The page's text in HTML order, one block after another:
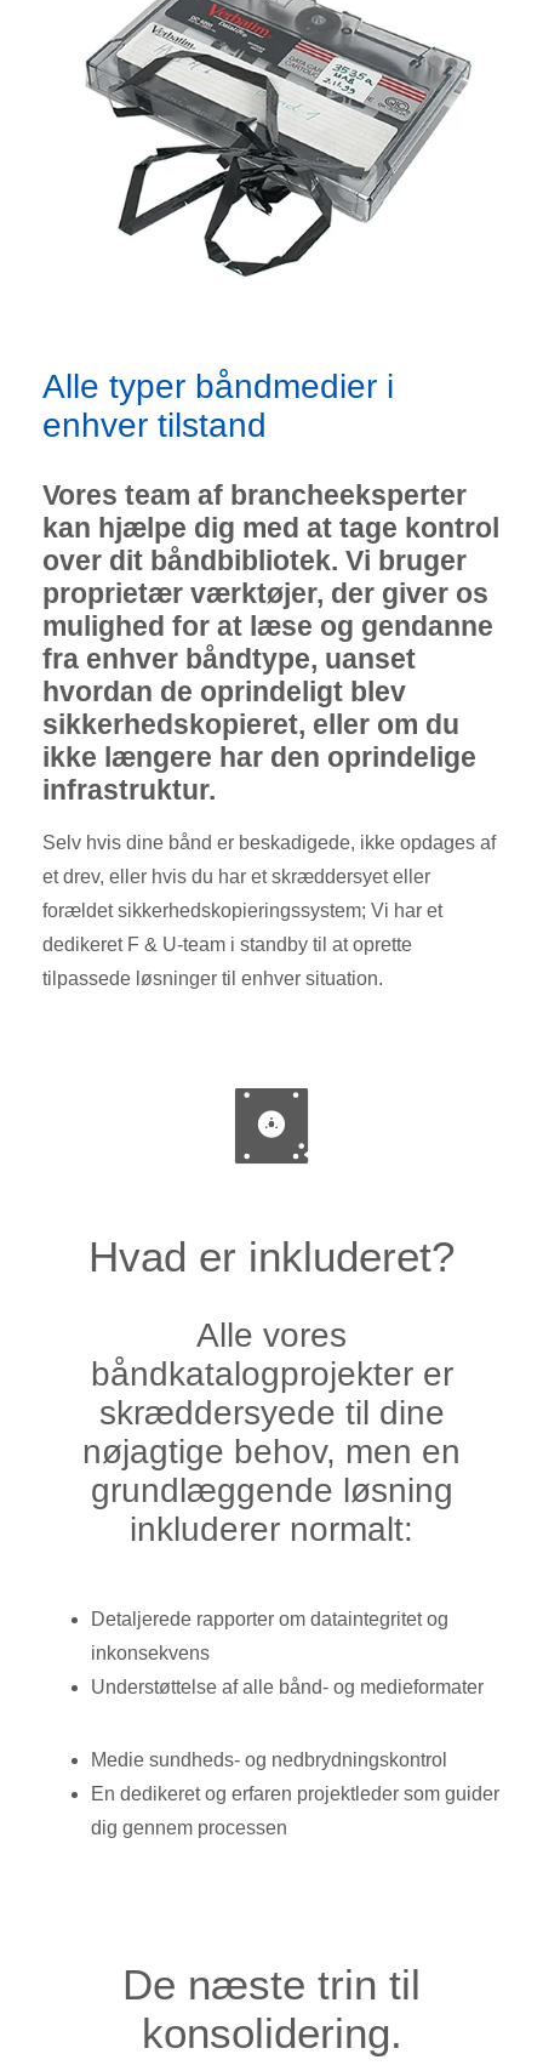
Alle typer båndmedier i
enhver tilstand
Vores team af brancheeksperter
kan hjælpe dig med at tage kontrol
over dit båndbibliotek. Vi bruger
proprietær værktøjer, der giver os
mulighed for at læse og gendanne
fra enhver båndtype, uanset
hvordan de oprindeligt blev
sikkerhedskopieret, eller om du
ikke længere har den oprindelige
infrastruktur.
Selv hvis dine bånd er beskadigede, ikke opdages af
et drev, eller hvis du har et skræddersyet eller
forældet sikkerhedskopieringssystem; Vi har et
dedikeret F & U-team i standby til at oprette
tilpassede løsninger til enhver situation.
Hvad er inkluderet?
Alle vores
båndkatalogprojekter er
skræddersyede til dine
nøjagtige behov, men en
grundlæggende løsning
inkluderer normalt:
Detaljerede rapporter om dataintegritet og
inkonsekvens
Understøttelse af alle bånd- og medieformater
Medie sundheds- og nedbrydningskontrol
En dedikeret og erfaren projektleder som guider
dig gennem processen
De næste trin til
konsolidering.